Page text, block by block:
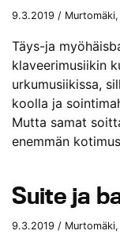
9.3.2019 / Murtomäki,
Täys-ja
klaveerimusiikin
urkumusiikissa,
koolla ja
Mutta samat
enemmän
Suite ja
9.3.2019 / Murtomäki,